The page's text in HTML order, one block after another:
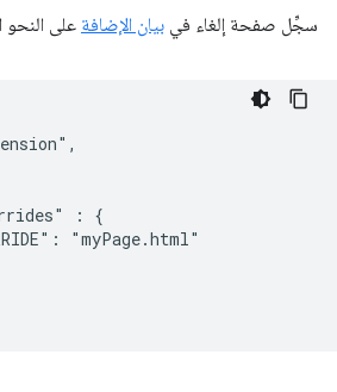
سجِّل صفحة إلغاء في بيان الإضافة على النحو
: {
"myPage.html"